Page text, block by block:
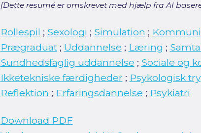
[Dette resumé er omskrevet med hjælp fra AI
Rollespil ; Sexologi ; Simulation ;
Prægraduat; Uddannelse ; Læring ;
Sundhedsfaglig uddannelse ; Sociale og
Ikketekniske færdigheder ; Psykologisk
Reflektion ; Erfaringsdannelse ; Psykiatri
Download PDF